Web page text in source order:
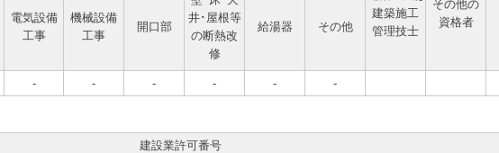
建築施工
管理技士
その他の
資格者
電気設備
工事
機械設備
工事
開口部
井･屋根等
の断熱改
修
給湯器 その他
- - - - - -
建設業許可番号